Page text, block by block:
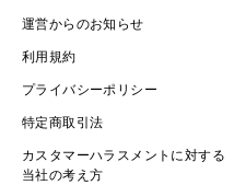
運営からのお知らせ
利用規約
プライバシーポリシー
特定商取引法
カスタマーハラスメントに対する
当社の考え方